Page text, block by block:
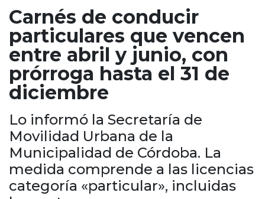
Ambiente y sustentabilidad
Deportes
Córdoba diverse
Córdoba independiente
Nacionales
Internacionales
San Francisco y zona
Traslasierra
Punilla / Carlos Paz
Alta Gracia
Marcos Juárez
Río Primero
Jesús María y norte
Cruz del Eje
Corredor de Ansenuza
La Carlota y zona
Laboulaye y sur
Carnés de conducir
particulares que vencen
entre abril y junio, con
prórroga hasta el 31 de
diciembre
Lo informó la Secretaría de
Movilidad Urbana de la
Municipalidad de Córdoba. La
medida comprende a las licencias
categoría «particular», incluidas